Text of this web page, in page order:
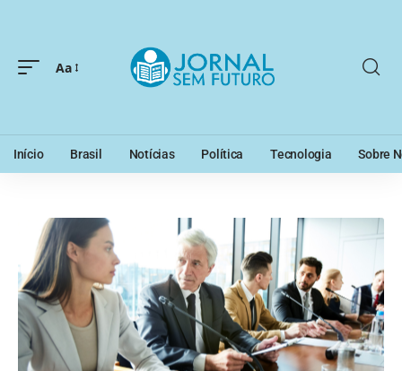
Aa
Início Brasil Notícias Política Tecnologia Sobre